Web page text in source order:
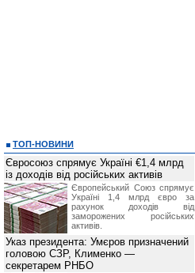
ТОП-НОВИНИ
Євросоюз спрямує Україні €1,4 млрд
із доходів від російських активів
Європейський Союз спрямує
Україні 1,4 млрд євро за
рахунок доходів від
заморожених російських
активів.
Указ президента: Умєров призначений
головою СЗР, Клименко —
секретарем РНБО